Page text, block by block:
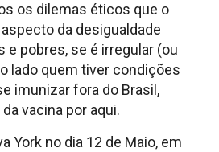
os dilemas éticos que o
da desigualdade
e pobres, se é irregular (ou
lado quem tiver condições
imunizar fora do Brasil,
vacina por aqui.
York no dia 12 de Maio, em